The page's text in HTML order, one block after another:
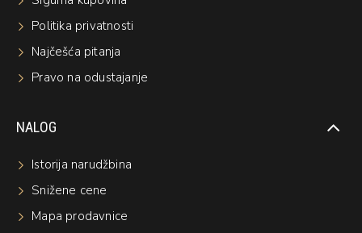
Politika privatnosti
Najčešća pitanja
Pravo na odustajanje
NALOG
Istorija narudžbina
Snižene cene
Mapa prodavnice